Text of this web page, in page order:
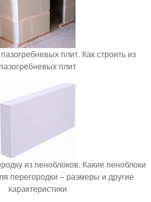
плит. Как строить из
пазогребневых плит
из пеноблоков. Какие пеноблоки
перегородки – размеры и другие
характеристики